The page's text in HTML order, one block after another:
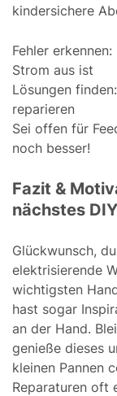
kindersichere
Fehler
Strom aus ist
Lösungen
reparieren
Sei offen für
noch besser!
Fazit &
nächstes
Glückwunsch,
elektrisierende
wichtigsten
hast sogar
an der Hand.
genieße dieses
kleinen Pannen
Reparaturen oft